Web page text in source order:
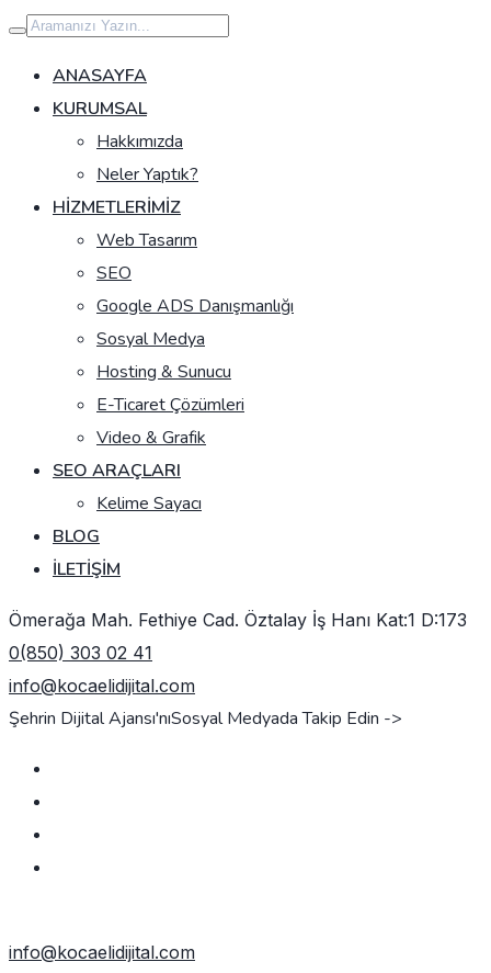
İçeriğe
geç
ANASAYFA
KURUMSAL
Hakkımızda
Neler Yaptık?
HIZMETLERIMIZ
Web Tasarım
SEO
Google ADS Danışmanlığı
Sosyal Medya
Hosting & Sunucu
E-Ticaret Çözümleri
Video & Grafik
SEO ARAÇLARI
Kelime Sayacı
BLOG
İLETIŞIM
Ömerağa Mah. Fethiye Cad. Öztalay İş Hanı Kat:1 D:173
0(850) 303 02 41
info@kocaelidijital.com
Şehrin Dijital Ajansı'nıSosyal Medyada Takip Edin ->
info@kocaelidijital.com